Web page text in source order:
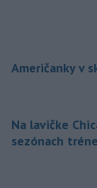
Američanky v
Na lavičke
sezónach